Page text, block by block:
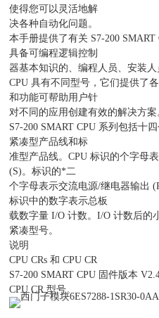
使得您可以灵活地解
决各种自动化问题。
本手册提供了有关 S7-200
具备可编程逻辑控制
器基本知识的、编程人员、安装人
CPU 具有不同型号，它们提供了
和功能可帮助用户针
对不同的应用创建有效的解决方案
S7-200 SMART CPU 系列包括十
紧凑型产品线和标
准型产品线。CPU 标识的个字母
(S)。标识的*二
个字母表示交流电源/继电器输出
标识中的数字表示总板
载数字量 I/O 计数。I/O 计数后的
紧凑型号。
说明
CPU CRs 和 CPU CR
S7-200 SMART CPU 固件版本
CPU CR 型号。